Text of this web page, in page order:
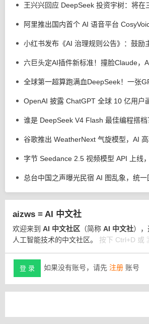
六巨头定AI插件新标准！撞脸Claude，
aizws = AI 中文社
欢迎来到 AI 中文社区 （简称 AI 中文社）
人工智能技术的中文社区。 按下 Ctrl+D 或
登 录 如果没有账号，请先 注册 账号